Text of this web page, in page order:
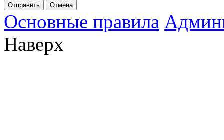
Отправить Отмена
Основные правила
Наверх